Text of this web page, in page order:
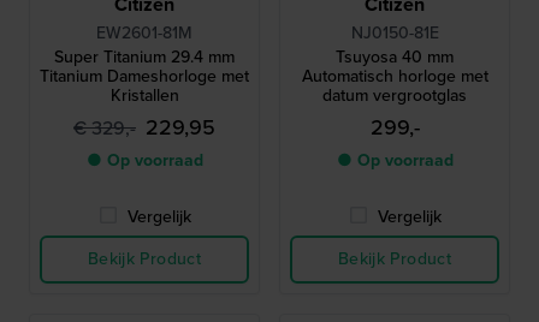
EW2601-81M
Super Titanium 29.4 mm
Titanium Dameshorloge met
Kristallen
€ 329,- 229,95
● Op voorraad
Vergelijk
Bekijk Product
NJ0150-81E
Tsuyosa 40 mm
Automatisch horloge met
datum vergrootglas
299,-
● Op voorraad
Vergelijk
Bekijk Product